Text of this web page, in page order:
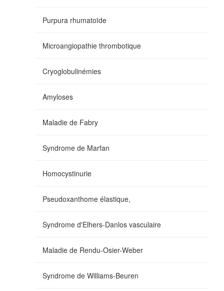
Purpura rhumatoïde
Microangiopathie thrombotique
Cryoglobulinémies
Amyloses
Maladie de Fabry
Syndrome de Marfan
Homocystinurie
Pseudoxanthome élastique,
Syndrome d'Elhers-Danlos vasculaire
Maladie de Rendu-Osier-Weber
Syndrome de Williams-Beuren